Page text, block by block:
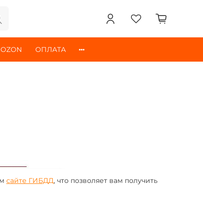
ОПЛАТА
сайте ГИБДД, что позволяет вам получить